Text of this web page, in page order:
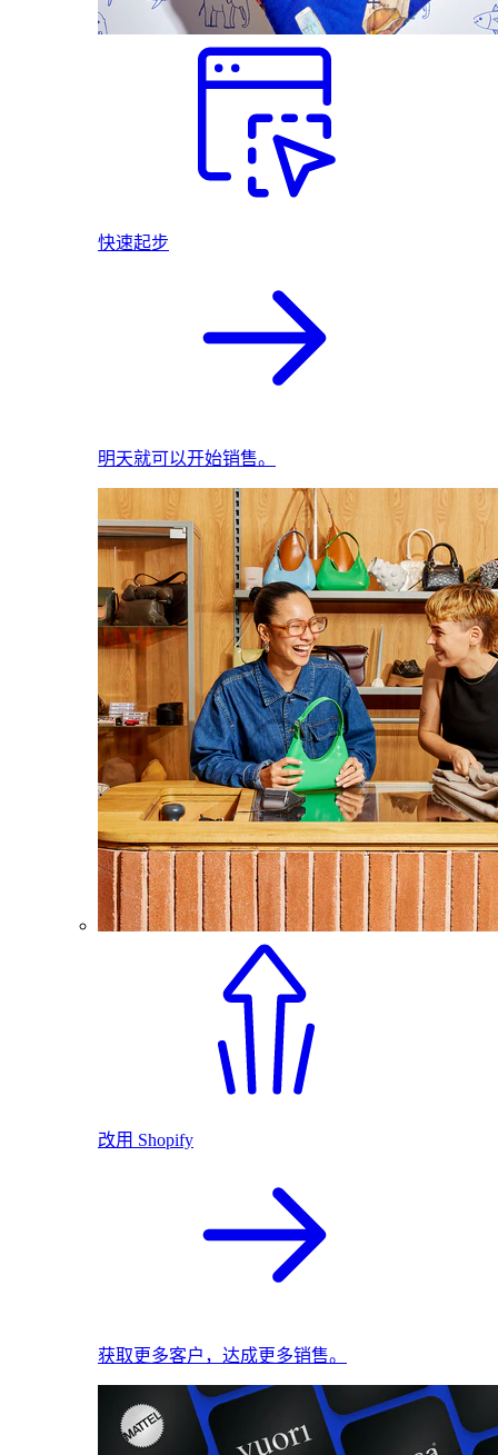
快速起步
明天就可以开始销售。
改用 Shopify
获取更多客户，达成更多销售。